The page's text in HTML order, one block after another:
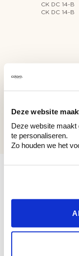
Deze website
Deze website
te personaliseren.
Zo houden we het
CK DC 14-B
CK DC 14-B
CK B 13-B
sélection
Voyez les